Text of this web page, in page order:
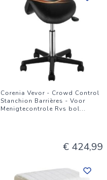
Corenia Vevor - Crowd Control
Stanchion Barrières - Voor
Menigtecontrole Rvs bol...
€ 424,99